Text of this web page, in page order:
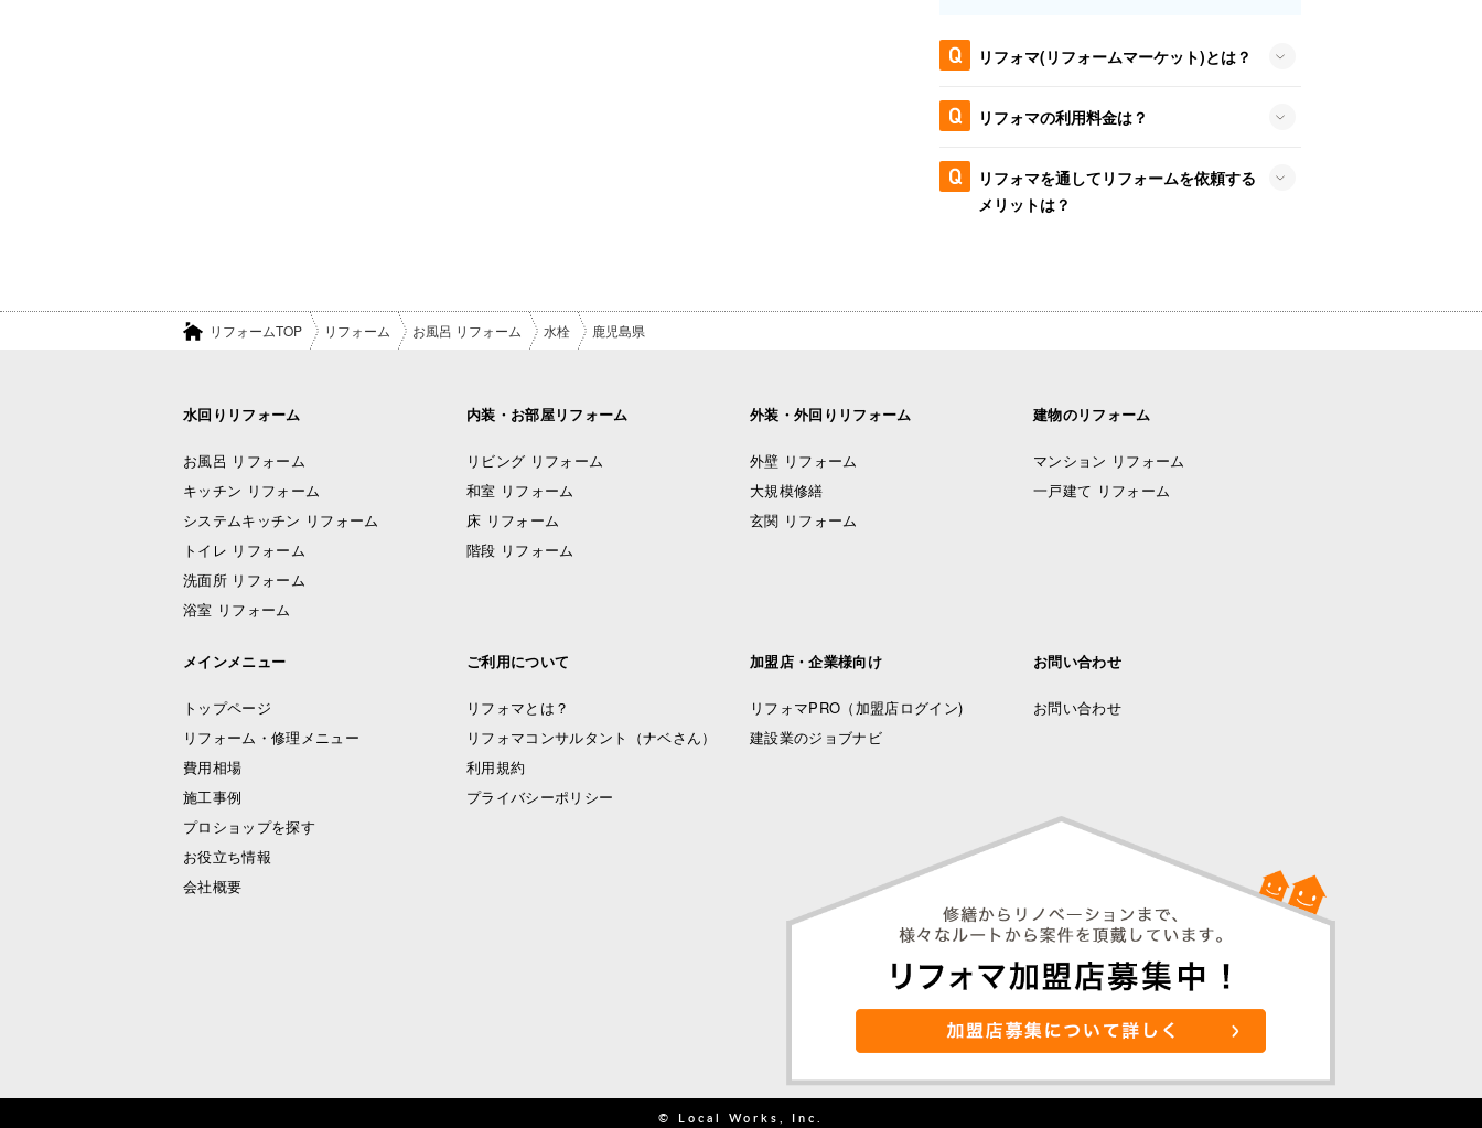
リフォマ(リフォームマーケット)とは？
リフォマの利用料金は？
リフォマを通してリフォームを依頼する
メリットは？
リフォームTOP リフォーム お風呂 リフォーム 水栓 鹿児島県
水回りリフォーム
お風呂 リフォーム
キッチン リフォーム
システムキッチン リフォーム
トイレ リフォーム
洗面所 リフォーム
浴室 リフォーム
内装・お部屋リフォーム
リビング リフォーム
和室 リフォーム
床 リフォーム
階段 リフォーム
外装・外回りリフォーム
外壁 リフォーム
大規模修繕
玄関 リフォーム
建物のリフォーム
マンション リフォーム
一戸建て リフォーム
メインメニュー
トップページ
リフォーム・修理メニュー
費用相場
施工事例
プロショップを探す
お役立ち情報
会社概要
ご利用について
リフォマとは？
リフォマコンサルタント（ナベさん）
利用規約
プライバシーポリシー
加盟店・企業様向け
リフォマPRO （加盟店ログイン)
建設業のジョブナビ
お問い合わせ
お問い合わせ
© Local Works, Inc.